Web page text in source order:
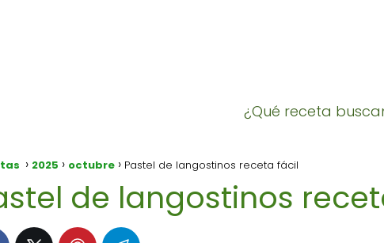
¿Qué receta
2025 octubre Pastel de langostinos receta fácil
de langostinos